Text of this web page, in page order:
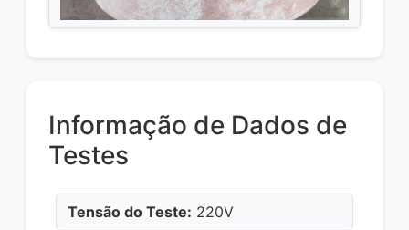
Informação de Dados de
Testes
Tensão do Teste: 220V